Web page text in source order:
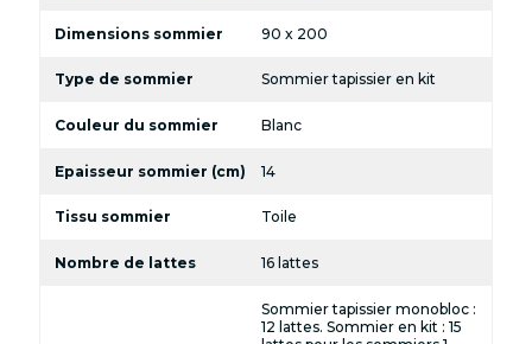
Dimensions sommier 90 x 200
Type de sommier Sommier tapissier en kit
Couleur du sommier Blanc
Epaisseur sommier (cm) 14
Tissu sommier Toile
Nombre de lattes 16 lattes
Sommier tapissier monobloc :
12 lattes. Sommier en kit : 15